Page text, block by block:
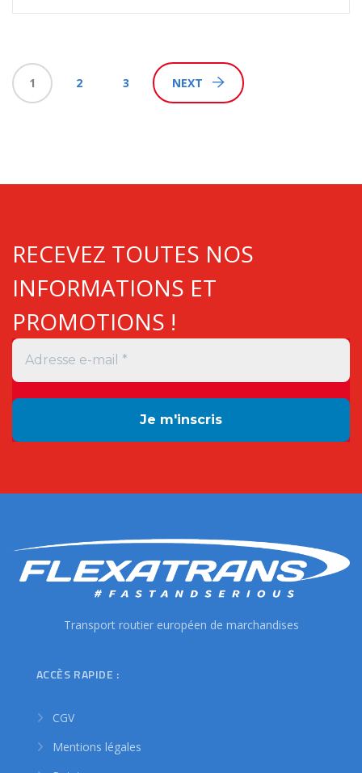
1 2 3 NEXT
RECEVEZ TOUTES NOS
INFORMATIONS ET
PROMOTIONS !
Transport routier européen de marchandises
ACCÈS RAPIDE :
CGV
Mentions légales